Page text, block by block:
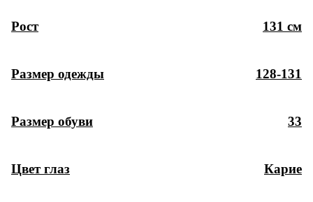
Рост 131 см
Размер одежды 128-131
Размер обуви 33
Цвет глаз Карие